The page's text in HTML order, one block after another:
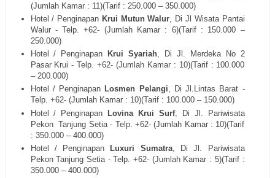
(Jumlah Kamar : 11)(Tarif : 250.000 – 350.000)
Hotel / Penginapan Krui Mutun Walur , Di Jl Wisata Pantai
Walur - Telp. +62- (Jumlah Kamar : 6)(Tarif : 150.000 –
250.000)
Hotel / Penginapan
Krui Syariah, Di Jl. Merdeka No 2
Pasar Krui - Telp. +62- (Jumlah Kamar : 10)(Tarif : 100.000
– 200.000)
Hotel / Penginapan Losmen Pelangi, Di Jl.Lintas Barat -
Telp. +62- (Jumlah Kamar : 10)(Tarif : 100.000 – 150.000)
Hotel / PenginapanLovina Krui Surf, Di Jl. Pariwisata
Pekon Tanjung Setia - Telp. +62- (Jumlah Kamar : 10)(Tarif
: 350.000 – 400.000)
Hotel / Penginapan
Luxuri Sumatra, Di Jl. Pariwisata
Pekon Tanjung Setia - Telp. +62- (Jumlah Kamar : 5)(Tarif :
350.000 – 400.000)